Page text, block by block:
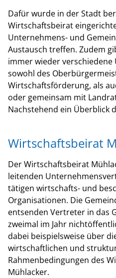
Dafür wurde in der Stadt
Wirtschaftsbeirat
Unternehmens- und
Austausch treffen. Zudem
immer wieder
sowohl des
Wirtschaftsförderung, als
oder gemeinsam mit
Nachstehend ein Überblick
Wirtschaftsbeirat
Der Wirtschaftsbeirat
leitenden
tätigen wirtschafts- und
Organisationen. Die
entsenden Vertreter in das
zweimal im Jahr
dabei beispielsweise über
wirtschaftlichen und
Rahmenbedingungen des
Mühlacker.